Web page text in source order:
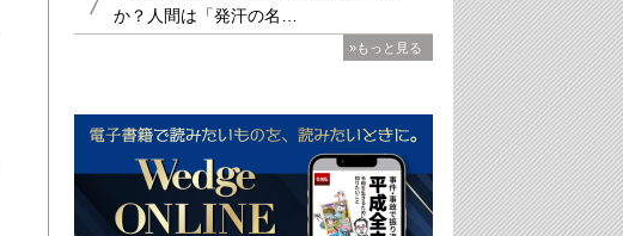
か？人間は「発汗の名…
»もっと見る